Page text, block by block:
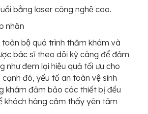
bằng laser công nghệ cao.
nhăn
toàn bộ quá trình thăm khám và
bác sĩ theo dõi kỹ càng để đảm
như đem lại hiệu quả tối ưu cho
cạnh đó, yếu tố an toàn vệ sinh
khám đảm bảo các thiết bị đều
khách hàng cảm thấy yên tâm